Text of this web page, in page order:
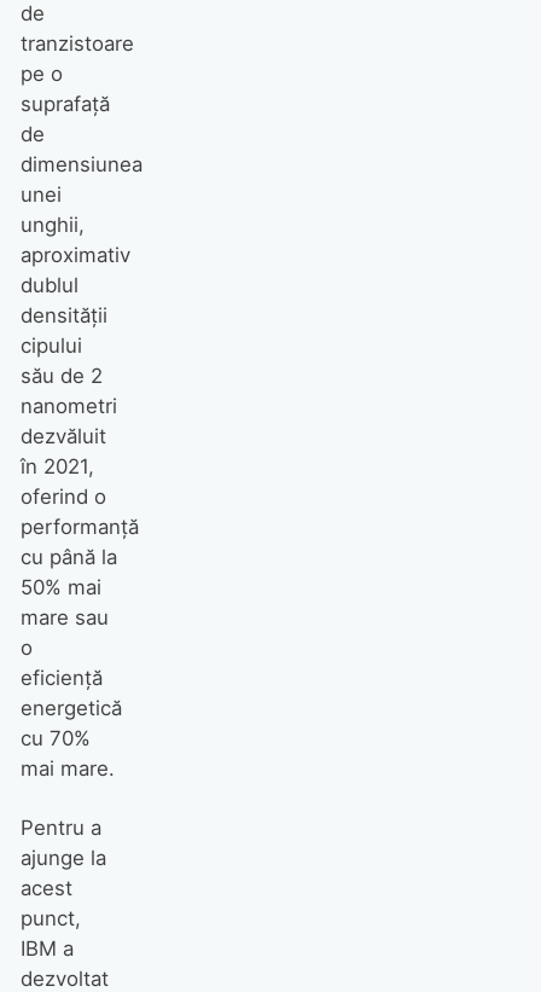
de
tranzistoare
pe o
suprafață
de
dimensiunea
unei
unghii,
aproximativ
dublul
densității
cipului
său de 2
nanometri
dezvăluit
în 2021,
oferind o
performanță
cu până la
50% mai
mare sau
o
eficiență
energetică
cu 70%
mai mare.
Pentru a
ajunge la
acest
punct,
IBM a
dezvoltat